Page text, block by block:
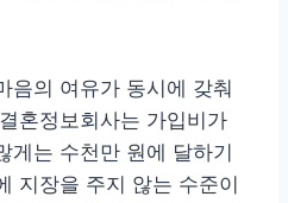
음의 여유가 동시에 갖춰
혼정보회사는 가입비가
게는 수천만 원에 달하기
지장을 주지 않는 수준이